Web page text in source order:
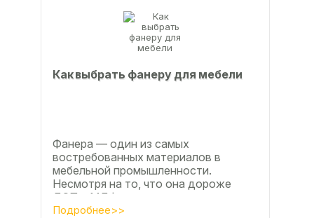
Как выбрать фанеру для мебели
Фанера — один из самых
востребованных материалов в
мебельной промышленности.
Несмотря на то, что она дороже
ДСП и МДФ , ее очень часто
используют для изготовления...
Подробнее>>